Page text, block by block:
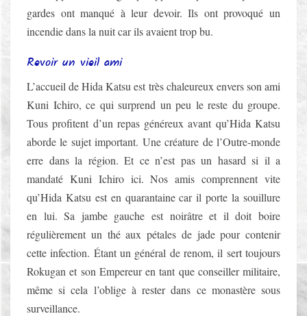
gardes ont manqué à leur devoir. Ils ont provoqué un
incendie dans la nuit car ils avaient trop bu.
Revoir un vieil ami
L’accueil de Hida Katsu est très chaleureux envers son ami
Kuni Ichiro, ce qui surprend un peu le reste du groupe.
Tous profitent d’un repas généreux avant qu’Hida Katsu
aborde le sujet important. Une créature de l’Outre-monde
erre dans la région. Et ce n’est pas un hasard si il a
mandaté Kuni Ichiro ici. Nos amis comprennent vite
qu’Hida Katsu est en quarantaine car il porte la souillure
en lui. Sa jambe gauche est noirâtre et il doit boire
régulièrement un thé aux pétales de jade pour contenir
cette infection. Étant un général de renom, il sert toujours
Rokugan et son Empereur en tant que conseiller militaire,
même si cela l’oblige à rester dans ce monastère sous
surveillance.